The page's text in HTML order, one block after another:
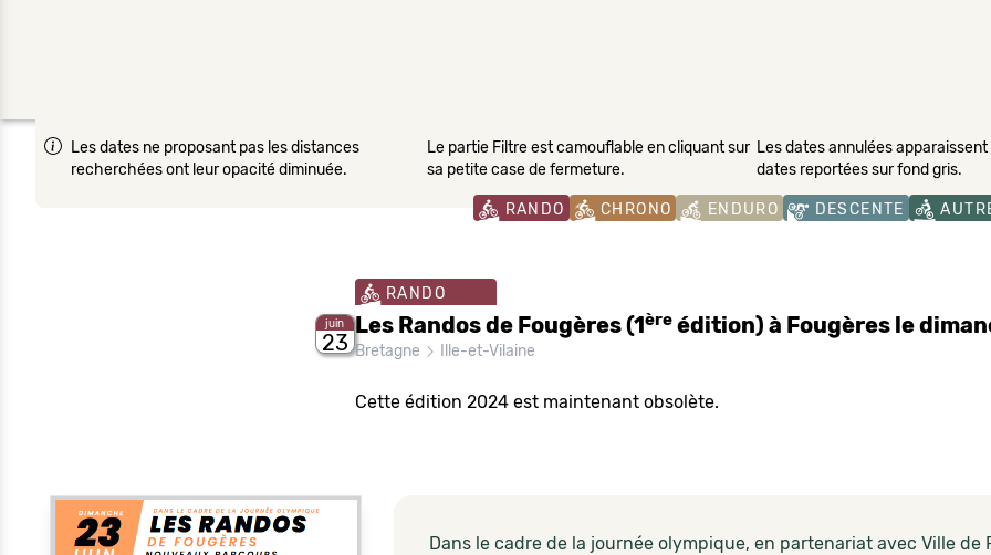
Les dates ne proposant pas les distances
recherchées ont leur opacité diminuée.
Le partie Filtre est camouflable en cliquant sur
sa petite case de fermeture.
Les dates annulées apparaissent
dates reportées sur fond gris.
RANDO CHRONO ENDURO DESCENTE
juin
23
RANDO
Les Randos de Fougères (1èreédition) à Fougères le
Bretagne Ille-et-Vilaine
Cette édition 2024 est maintenant obsolète.
Dans le cadre de la journée olympique, en partenariat avec Ville de